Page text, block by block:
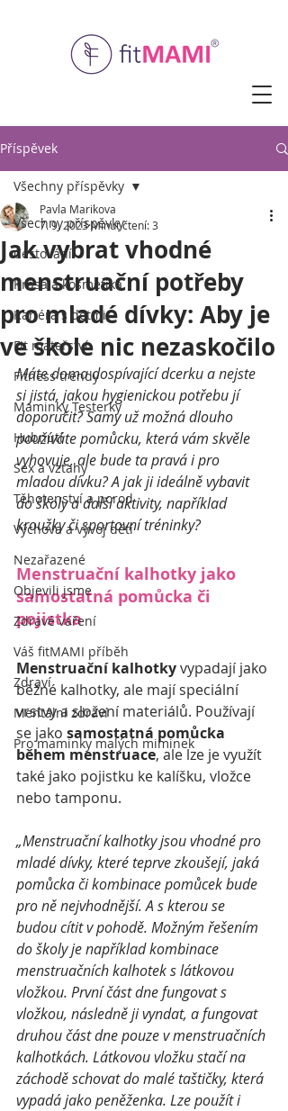
Příspěvek
Všechny příspěvky
Cestování
Krása a kosmetika
Kariéra s dětmi
Fit mateřství
Fitness trendy
Maminky Testerky
Hubnutí
Sex a vztahy
Těhotenství a porod
Výchova a vývoj dětí
Nezařazené
Objevili jsme
Zdravé vaření
Váš fitMAMI příběh
Zdraví
Mentální zdraví
Pro maminky malých miminek
Všechny příspěvky
Jak vybrat vhodné
menstruační potřeby
pro mladé dívky: Aby je
ve škole nic nezaskočilo
Pavla Marikova
7. 9. 2023Minut čtení: 3
Máte doma dospívající dcerku a nejste
si jistá, jakou hygienickou potřebu jí
doporučit? Samy už možná dlouho
používáte pomůcku, která vám skvěle
vyhovuje, ale bude ta pravá i pro
mladou dívku? A jak ji ideálně vybavit
do školy a další aktivity, například
kroužky či sportovní tréninky?
Menstruační kalhotky jako
samostatná pomůcka či
pojistka
Menstruační kalhotky vypadají jako
běžné kalhotky, ale mají speciální
vrstvy a složení materiálů. Používají
se jako samostatná pomůcka
během menstruace, ale lze je využít
také jako pojistku ke kalíšku, vložce
nebo tamponu.
„Menstruační kalhotky jsou vhodné pro
mladé dívky, které teprve zkoušejí, jaká
pomůcka či kombinace pomůcek bude
pro ně nejvhodnější. A s kterou se
budou cítit v pohodě. Možným řešením
do školy je například kombinace
menstruačních kalhotek s látkovou
vložkou. První část dne fungovat s
vložkou, následně ji vyndat, a fungovat
druhou část dne pouze v menstruačních
kalhotkách. Látkovou vložku stačí na
záchodě schovat do malé taštičky, která
vypadá jako peněženka. Lze použít i